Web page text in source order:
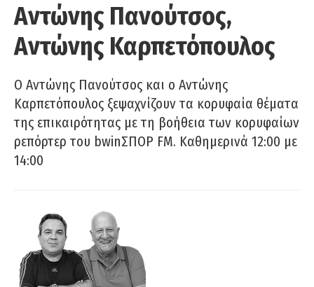
Αντώνης Πανούτσος,
Αντώνης Καρπετόπουλος
Ο Αντώνης Πανούτσος και ο Αντώνης
Καρπετόπουλος ξεψαχνίζουν τα κορυφαία θέματα
της επικαιρότητας με τη βοήθεια των κορυφαίων
ρεπόρτερ του bwinΣΠΟΡ FM. Καθημερινά 12:00 με
14:00